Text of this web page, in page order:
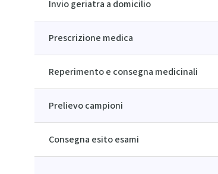
Invio geriatra a domicilio
Prescrizione medica
Reperimento e consegna medicinali
Prelievo campioni
Consegna esito esami